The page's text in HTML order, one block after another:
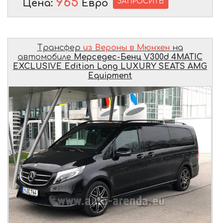
Цена: Евро
Трансфер из Вероны в Мюнхен на
автомобиле Мерседес-Бенц V300d 4MATIC
EXCLUSIVE Edition Long LUXURY SEATS AMG
Equipment